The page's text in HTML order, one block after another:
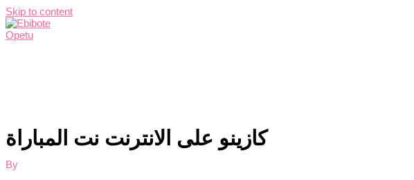
Skip to content
كازينو على الانترنت نت المباراة
By